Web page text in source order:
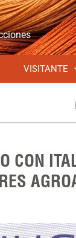
VISITANTE
CON